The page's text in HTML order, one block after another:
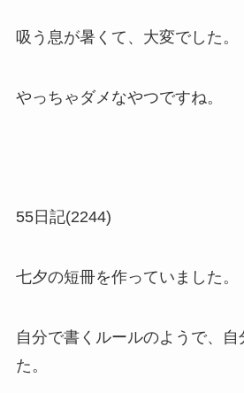
吸う息が暑くて、大変でした。
やっちゃダメなやつですね。
55日記(2244)
七夕の短冊を作っていました。
自分で書くルールのようで、自
た。